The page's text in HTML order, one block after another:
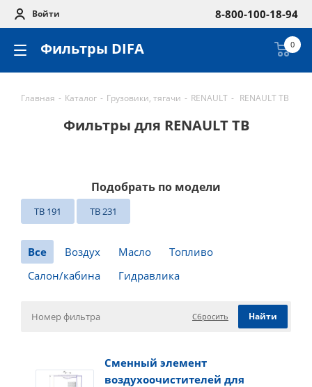
Войти 8-800-100-18-94
Фильтры DIFA 0
Главная - Каталог - Грузовики, тягачи - RENAULT - RENAULT TB
Фильтры для RENAULT TB
Подобрать по модели
TB 191 TB 231
Все Воздух Масло
Топливо
Салон/кабина
Гидравлика
Сбросить
Сменный элемент
воздухоочистителей для